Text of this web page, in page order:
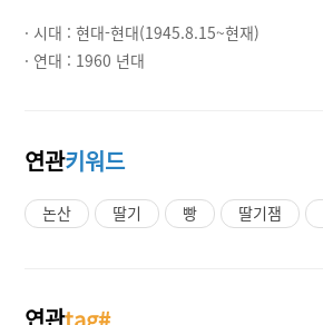
· 시대 :현대-현대(1945.8.15~현재)
· 연대 : 1960 년대
연관키워드
논산 딸기 빵 딸기잼